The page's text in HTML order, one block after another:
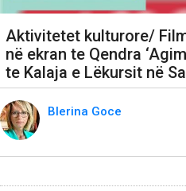
Aktivitetet kulturore/
në ekran te Qendra
te Kalaja e Lëkursit në
Blerina Goce